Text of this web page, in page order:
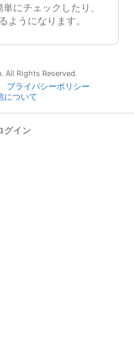
にチェックしたり、
ようになります。
All Rights Reserved.
プライバシーポリシー
について
グイン